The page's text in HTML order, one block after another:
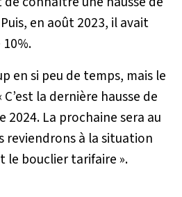
en août 2023, il avait
en si peu de temps, mais le
C’est la dernière hausse de
2024. La prochaine sera au
reviendrons à la situation
le bouclier tarifaire ».